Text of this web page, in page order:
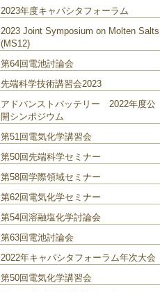
2023年度キャパシタフォーラム
2023 Joint Symposium on Molten Salts
(MS12)
第64回電池討論会
先端科学技術講習会2023
アドバンストバッテリー 2022年度公
開シンポジウム
第51回電気化学講習会
第50回先端科学セミナー
第58回学際領域セミナー
第62回電気化学セミナー
第54回溶融塩化学討論会
第63回電池討論会
2022年キャパシタフォーラム年次大会
第50回電気化学講習会